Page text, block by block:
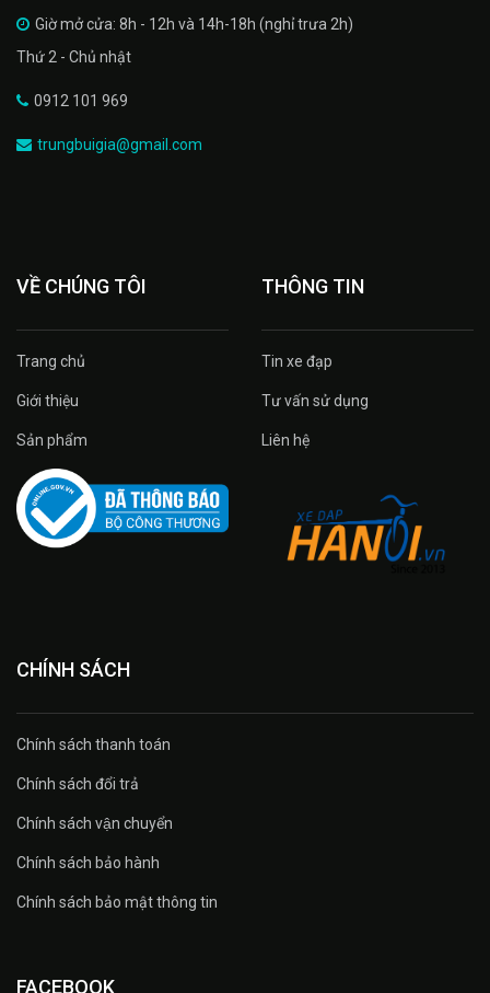
Giờ mở cửa: 8h - 12h và 14h-18h (nghỉ trưa 2h)
Thứ 2 - Chủ nhật
0912 101 969
trungbuigia@gmail.com
VỀ CHÚNG TÔI
Trang chủ
Giới thiệu
Sản phẩm
THÔNG TIN
Tin xe đạp
Tư vấn sử dụng
Liên hệ
CHÍNH SÁCH
Chính sách thanh toán
Chính sách đổi trả
Chính sách vận chuyển
Chính sách bảo hành
Chính sách bảo mật thông tin
FACEBOOK